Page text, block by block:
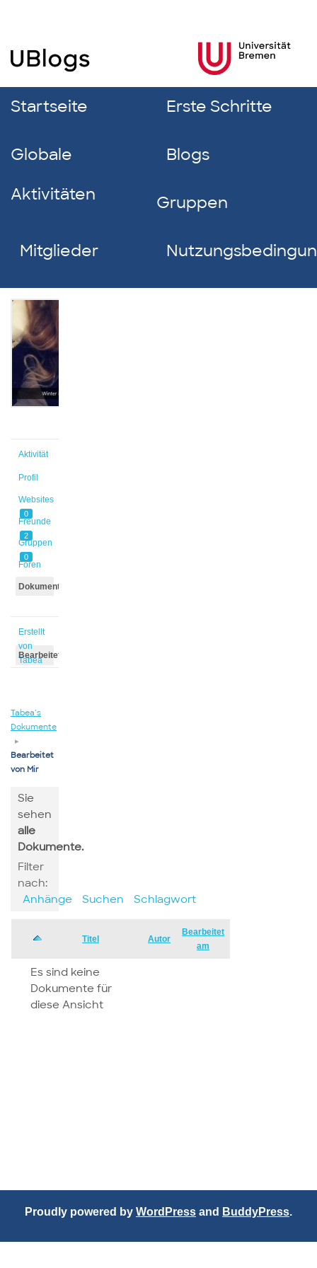
Startseite Erste Schritte
Globale
Aktivitäten
Blogs
Gruppen
Mitglieder
Aktivität
Profil
Websites
0
Freunde
2
Gruppen
0
Foren
Dokumente
Erstellt
von
Tabea
Bearbeitet
Tabea’s
Dokumente
▸
Bearbeitet
von Mir
Sie
sehen
alle
Dokumente.
Filter
nach:
Anhänge
Suchen Schlagwort
Has
Titel Autor
Bearbeitet
am
Es sind keine
Dokumente für
diese Ansicht
Proudly powered by WordPress and BuddyPress.